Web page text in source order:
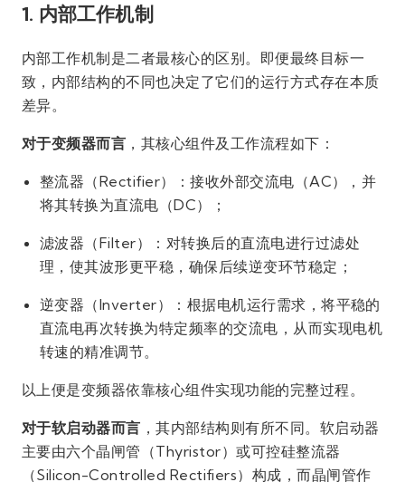
1. 内部工作机制
内部工作机制是二者最核心的区别。即便最终目标一
致，内部结构的不同也决定了它们的运行方式存在本质
差异。
对于变频器而言 ，其核心组件及工作流程如下：
整流器（Rectifier）：接收外部交流电（AC），并
将其转换为直流电（DC）；
滤波器（Filter）：对转换后的直流电进行过滤处
理，使其波形更平稳，确保后续逆变环节稳定；
逆变器（Inverter）：根据电机运行需求，将平稳的
直流电再次转换为特定频率的交流电，从而实现电机
转速的精准调节。
以上便是变频器依靠核心组件实现功能的完整过程。
对于软启动器而言 ，其内部结构则有所不同。软启动器
主要由六个晶闸管（Thyristor）或可控硅整流器
（Silicon-Controlled Rectifiers）构成，而晶闸管作